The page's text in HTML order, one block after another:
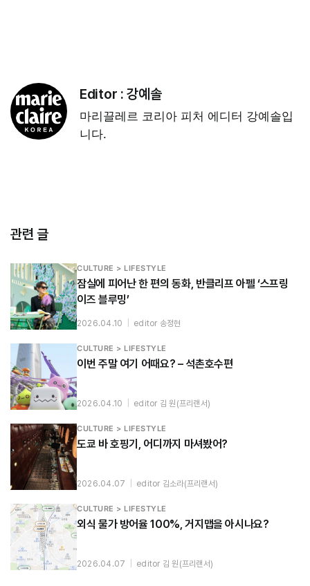
Editor :강예솔
마리끌레르 코리아 피처 에디터 강예솔입
니다.
관련 글
CULTURE > LIFESTYLE
잠실에 피어난 한 편의 동화, 반클리프 아펠 ‘스프링
이즈 블루밍’
2026.04.10 editor 송정현
CULTURE > LIFESTYLE
이번 주말 여기 어때요? – 석촌호수편
2026.04.10 editor 김 원(프리랜서)
CULTURE > LIFESTYLE
도쿄 바 호핑기, 어디까지 마셔봤어?
2026.04.07 editor 김소라(프리랜서)
CULTURE > LIFESTYLE
외식 물가 방어율 100%, 거지맵을 아시나요?
2026.04.07 editor 김 원(프리랜서)